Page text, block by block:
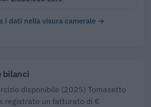
i dati nella visura camerale →
bilanci
disponibile (2025) Tomasetto
registrato un fatturato di €